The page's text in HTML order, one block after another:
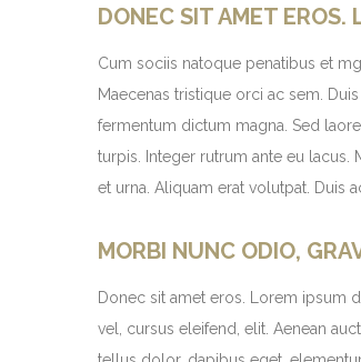
DONEC SIT AMET
Cum sociis natoque penatibus et
Maecenas tristique orci ac sem.
fermentum dictum magna. Sed
turpis. Integer rutrum ante eu
et urna. Aliquam erat volutpat. Duis
MORBI NUNC ODIO,
Donec sit amet eros. Lorem ipsum
vel, cursus eleifend, elit. Aenean